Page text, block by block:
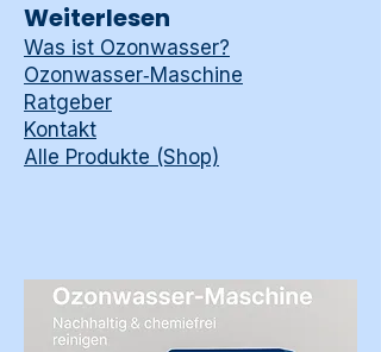
Weiterlesen
Was ist Ozonwasser?
Ozonwasser‑Maschine
Ratgeber
Kontakt
Alle Produkte (Shop)